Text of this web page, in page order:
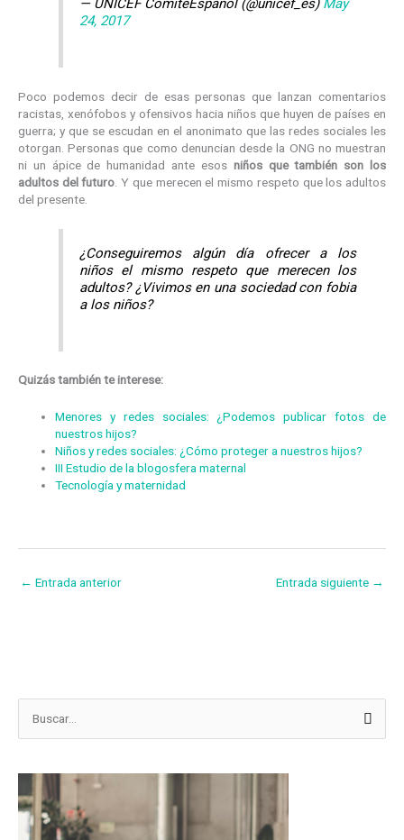
— UNICEF ComitéEspañol (@unicef_es) May
24, 2017
Poco podemos decir de esas personas que lanzan comentarios
racistas, xenófobos y ofensivos hacia niños que huyen de países en
guerra; y que se escudan en el anonimato que las redes sociales les
otorgan. Personas que como denuncian desde la ONG no muestran
ni un ápice de humanidad ante esosniños que también son los
adultos del futuro . Y que merecen el mismo respeto que los adultos
del presente.
¿Conseguiremos algún día ofrecer a los
niños el mismo respeto que merecen los
adultos? ¿Vivimos en una sociedad con fobia
a los niños?
Quizás también te interese:
Menores y redes sociales: ¿Podemos publicar fotos de
nuestros hijos?
Niños y redes sociales: ¿Cómo proteger a nuestros hijos?
III Estudio de la blogosfera maternal
Tecnología y maternidad
← Entrada anterior Entrada siguiente →
s
c
r